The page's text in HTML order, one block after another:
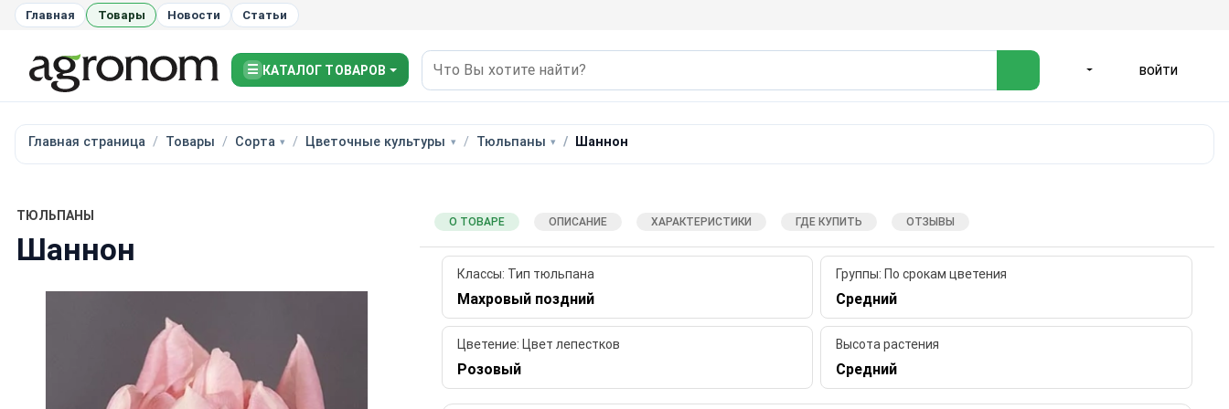
Главная Товары Новости Статьи
☰ КАТАЛОГ ТОВАРОВ ВОЙТИ
Главная страница Товары Сорта Цветочные культуры Тюльпаны Шаннон
ТЮЛЬПАНЫ
Шаннон
О ТОВАРЕ ОПИСАНИЕ ХАРАКТЕРИСТИКИ ГДЕ КУПИТЬ ОТЗЫВЫ
Классы: Тип тюльпана
Махровый поздний
Группы: По срокам цветения
Средний
Цветение: Цвет лепестков
Розовый
Высота растения
Средний